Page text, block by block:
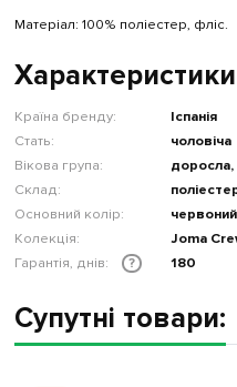
Матеріал: 100% поліестер, фліс.
Характеристики
Країна бренду:
Іспанія
Стать:
чоловіча
Вікова група:
доросла,
Склад:
Основний колір:
Колекція:
Joma
Гарантія, днів:
? 180
Супутні товари: